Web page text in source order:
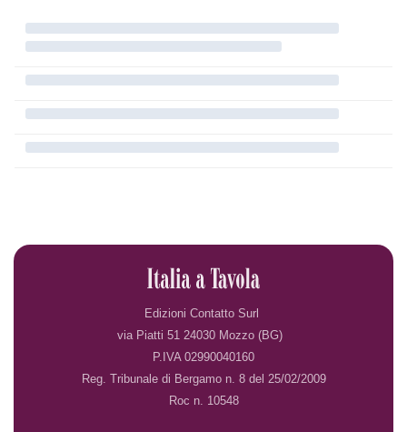
Edizioni Contatto Surl
via Piatti 51 24030 Mozzo (BG)
P.IVA 02990040160
Reg. Tribunale di Bergamo n. 8 del 25/02/2009
Roc n. 10548